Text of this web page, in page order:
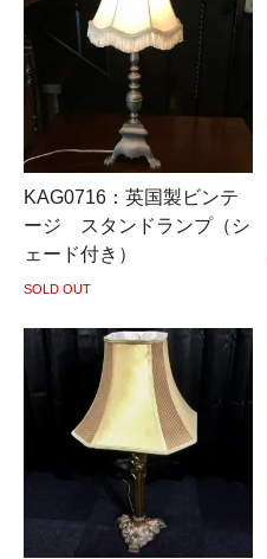
KAG0716：英国製ビンテ
ージ スタンドランプ（シ
ェード付き）
SOLD OUT